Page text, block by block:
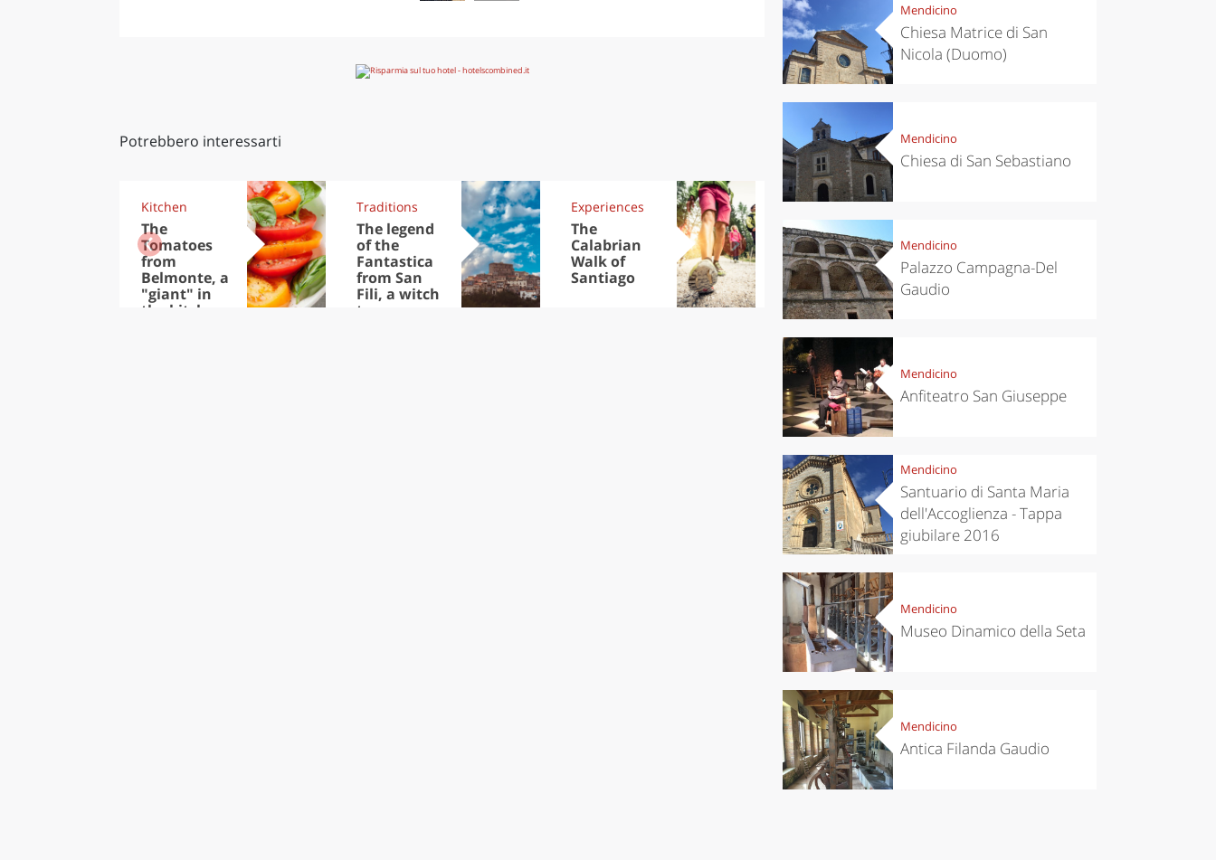
Potrebbero interessarti
Kitchen
The
Tomatoes
from
Belmonte, a
"giant" in
the kitchen
Traditions
The legend
of the
Fantastica
from San
Fili, a witch
town
Experiences
The
Calabrian
Walk of
Santiago
Travel ideas
European
capitals to
visit in
November
Scopello to
discover the
Mendicino
Chiesa Matrice di San
Nicola (Duomo)
Mendicino
Chiesa di San Sebastiano
Mendicino
Palazzo Campagna-Del
Gaudio
Mendicino
Anfiteatro San Giuseppe
Mendicino
Santuario di Santa Maria
dell'Accoglienza - Tappa
giubilare 2016
Mendicino
Museo Dinamico della Seta
Mendicino
Antica Filanda Gaudio